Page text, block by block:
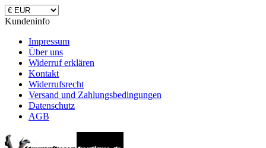
Kundeninfo
Impressum
Über uns
Widerruf erklären
Kontakt
Widerrufsrecht
Versand und Zahlungsbedingungen
Datenschutz
AGB